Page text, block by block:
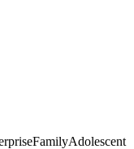
FamilyAdolescent